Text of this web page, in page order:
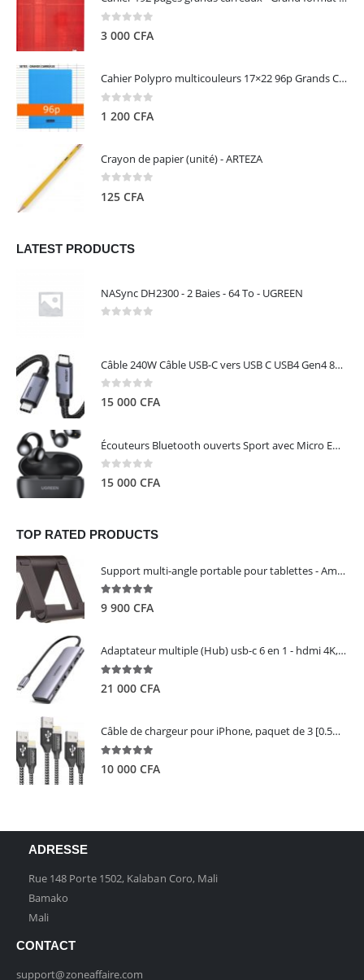
3 000 CFA
Cahier Polypro multicouleurs 17×22 96p Grands Carreaux Séyès 90g - CALLIGRAPHE
1 200 CFA
Crayon de papier (unité) - ARTEZA
125 CFA
LATEST PRODUCTS
NASync DH2300 - 2 Baies - 64 To - UGREEN
Câble 240W Câble USB-C vers USB C USB4 Gen4 80Gbps pour Thunderbolt 5/4/3, Premium 18K double écran triple 4K PD3.1 - UGREEN
0 out of 5
15 000 CFA
Écouteurs Bluetooth ouverts Sport avec Micro ENC IPX5 – HiTune S3 UGREEN 45785
0 out of 5
15 000 CFA
TOP RATED PRODUCTS
Support multi-angle portable pour tablettes - Amazon Basics
5.00out of 5
9 900 CFA
Adaptateur multiple (Hub) usb-c 6 en 1 - hdmi 4K, 3 ports USB 3.0 et lecteur de carte sd tf - UGREEN
5.00out of 5
21 000 CFA
Câble de chargeur pour iPhone, paquet de 3 [0.5M 1M 2M] - GIANAC
5.00out of 5
10 000 CFA
ADRESSE
Rue 148 Porte 1502, Kalaban Coro, Mali
Bamako
Mali
CONTACT
support@zoneaffaire.com